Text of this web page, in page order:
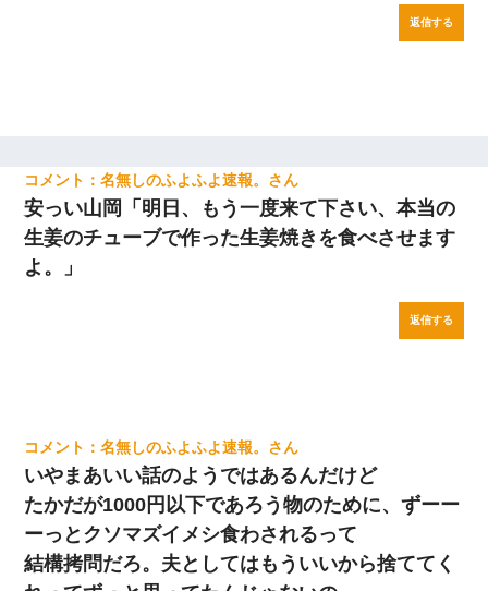
返信する
名無しのふよふよ速報。
安っい山岡「明日、もう一度来て下さい、本当の
生姜のチューブで作った生姜焼きを食べさせます
よ。」
返信する
名無しのふよふよ速報。
いやまあいい話のようではあるんだけど
たかだが1000円以下であろう物のために、ずーー
ーっとクソマズイメシ食わされるって
結構拷問だろ。夫としてはもういいから捨ててく